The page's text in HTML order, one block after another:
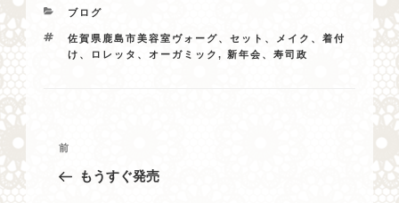
カ
ゴ
リ
ブログ
タ
グ
佐賀県鹿島市美容室ヴォーグ、セット、メイク、着付
け、ロレッタ、オーガミック,新年会、寿司政
投
過
去
前
もうすぐ発売